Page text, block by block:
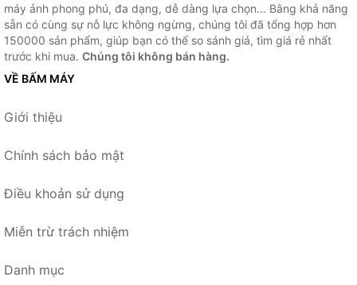
máy ảnh phong phú, đa dạng, dễ dàng lựa chọn... Bằng khả năng
sẵn có cùng sự nỗ lực không ngừng, chúng tôi đã tổng hợp hơn
150000 sản phẩm, giúp bạn có thể so sánh giá, tìm giá rẻ nhất
trước khi mua. Chúng tôi không bán hàng.
VỀ BẤM MÁY
Giới thiệu
Chính sách bảo mật
Điều khoản sử dụng
Miễn trừ trách nhiệm
Danh mục